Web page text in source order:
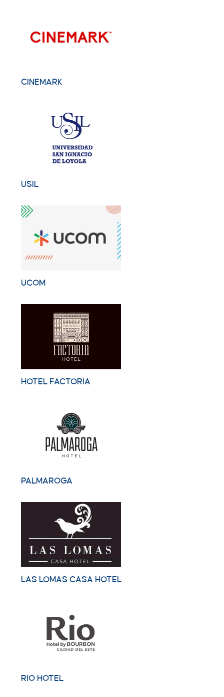
CINEMARK
USIL
UCOM
HOTEL FACTORIA
PALMAROGA
LAS LOMAS CASA HOTEL
RIO HOTEL